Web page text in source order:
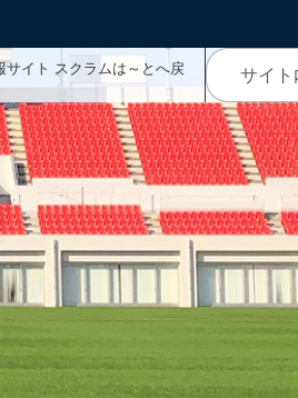
サイト スクラムは～とへ戻